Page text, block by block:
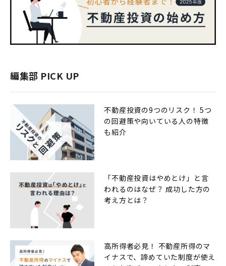
編集部 PICK UP
不動産投資の9つのリスク！ 5つ
の回避策や向いている人の特徴
も紹介
「不動産投資はやめとけ」と言
われるのはなぜ？ 成功した方の
考え方とは？
高所得者必見！ 不動産所得のマ
イナスで、諦めていた制度が使え